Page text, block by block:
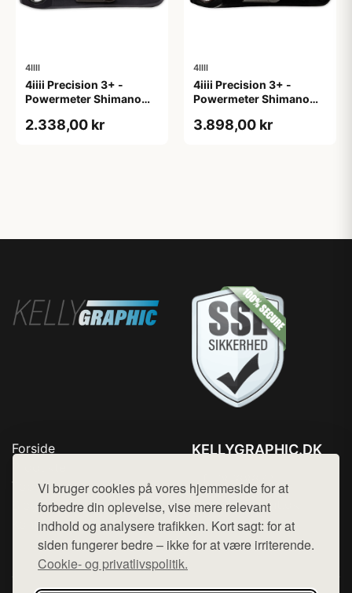
Vi bruger cookies på vores hjemmeside for at
forbedre din oplevelse, vise mere relevant
indhold og analysere trafikken. Kort sagt: for at
siden fungerer bedre – ikke for at være irriterende.
Cookie- og privatlivspolitik.
4IIII
4iiii Precision 3+ -
Powermeter Shimano
- 175mm
2.338,00 kr
4IIII
4iiii Precision 3+ -
Powermeter Shimano
side - 165mm
3.898,00 kr
Forside
Top Rabatter
Blog
Kontakt
KELLYGRAPHIC.DK
Mail: hej@want.dk
Cookie- og privatlivspolitik